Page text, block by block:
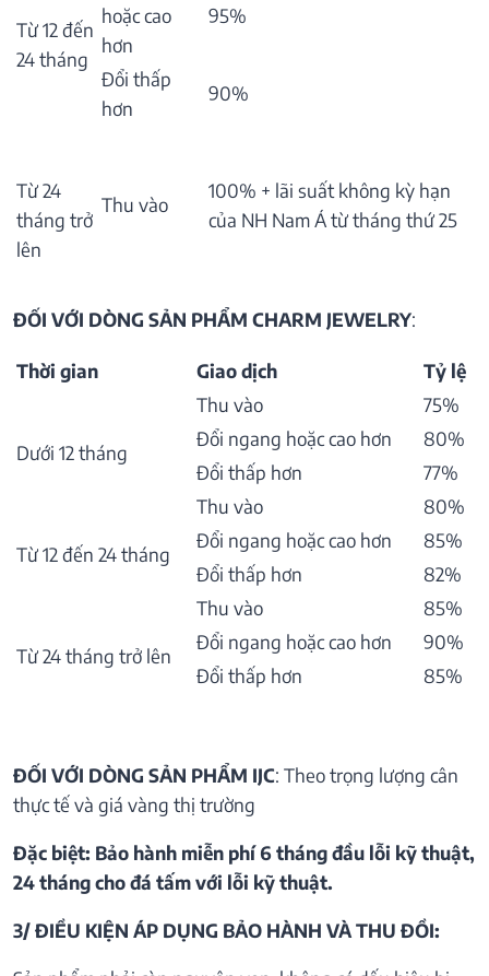
Từ 12 đến
24 tháng
hoặc cao
hơn
95%
Đổi thấp
hơn
90%
Từ 24
tháng trở
lên
Thu vào
100% + lãi suất không kỳ hạn
của NH Nam Á từ tháng thứ 25
ĐỐI VỚI DÒNG SẢN PHẨM CHARM JEWELRY:
Thời gian Giao dịch Tỷ lệ
Dưới 12 tháng
Thu vào
75%
Đổi ngang hoặc cao hơn
80%
Đổi thấp hơn
77%
Từ 12 đến 24 tháng
Thu vào
80%
Đổi ngang hoặc cao hơn
85%
Đổi thấp hơn
82%
Từ 24 tháng trở lên
Thu vào
85%
Đổi ngang hoặc cao hơn
90%
Đổi thấp hơn
85%
ĐỐI VỚI DÒNG SẢN PHẨM IJC: Theo trọng lượng cân
thực tế và giá vàng thị trường
Đặc biệt: Bảo hành miễn phí 6 tháng đầu lỗi kỹ thuật,
24 tháng cho đá tấm với lỗi kỹ thuật.
3/ ĐIỀU KIỆN ÁP DỤNG BẢO HÀNH VÀ THU ĐỒI: